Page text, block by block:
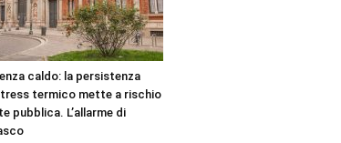
caldo: la persistenza
termico mette a rischio
pubblica. L’allarme di